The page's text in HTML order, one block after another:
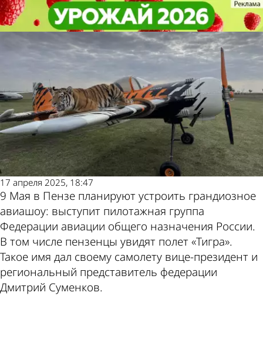
В День Победы пензенцы увидят
полет «Тигра»
Общество
17 апреля 2025, 18:47
9 Мая в Пензе планируют устроить грандиозное
авиашоу: выступит пилотажная группа
Федерации авиации общего назначения России.
В том числе пензенцы увидят полет «Тигра».
Такое имя дал своему самолету вице-президент и
региональный представитель федерации
Дмитрий Суменков.
В День Победы пензенцы увидят
полет «Тигра»
Общество
Другие новости по
теме
Погода и курсы
валют в Пензе